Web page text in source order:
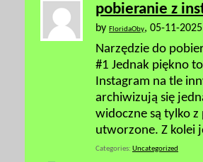
pobieranie z
by FloridaOby, 05-11-
Narzędzie do
#1 Jednak piękno
Instagram na tle
archiwizują się
widoczne są tylko
utworzone. Z kolei
Categories Uncategorized